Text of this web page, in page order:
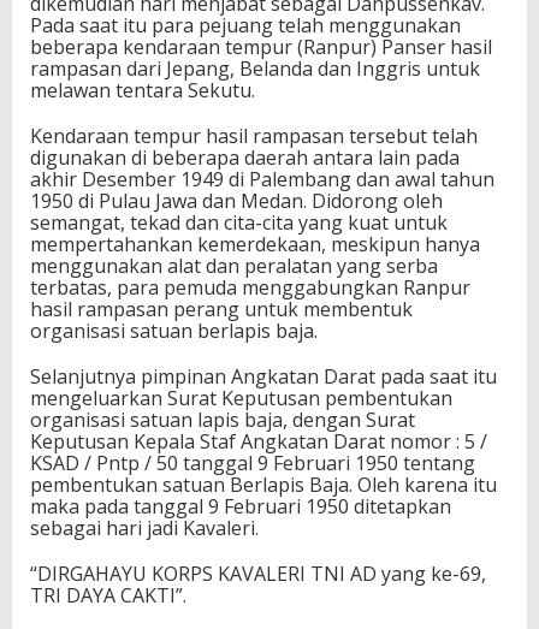
Pada saat itu para pejuang telah menggunakan
beberapa kendaraan tempur (Ranpur) Panser hasil
rampasan dari Jepang, Belanda dan Inggris untuk
melawan tentara Sekutu.
Kendaraan tempur hasil rampasan tersebut telah
digunakan di beberapa daerah antara lain pada
akhir Desember 1949 di Palembang dan awal tahun
1950 di Pulau Jawa dan Medan. Didorong oleh
semangat, tekad dan cita-cita yang kuat untuk
mempertahankan kemerdekaan, meskipun hanya
menggunakan alat dan peralatan yang serba
terbatas, para pemuda menggabungkan Ranpur
hasil rampasan perang untuk membentuk
organisasi satuan berlapis baja.
Selanjutnya pimpinan Angkatan Darat pada saat itu
mengeluarkan Surat Keputusan pembentukan
organisasi satuan lapis baja, dengan Surat
Keputusan Kepala Staf Angkatan Darat nomor : 5 /
KSAD / Pntp / 50 tanggal 9 Februari 1950 tentang
pembentukan satuan Berlapis Baja. Oleh karena itu
maka pada tanggal 9 Februari 1950 ditetapkan
sebagai hari jadi Kavaleri.
“DIRGAHAYU KORPS KAVALERI TNI AD yang ke-69,
TRI DAYA CAKTI”.